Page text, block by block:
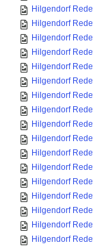
Hilgendorf
Hilgendorf
Hilgendorf
Hilgendorf
Hilgendorf
Hilgendorf
Hilgendorf
Hilgendorf
Hilgendorf
Hilgendorf
Hilgendorf
Hilgendorf
Hilgendorf
Hilgendorf
Hilgendorf
Hilgendorf
Hilgendorf